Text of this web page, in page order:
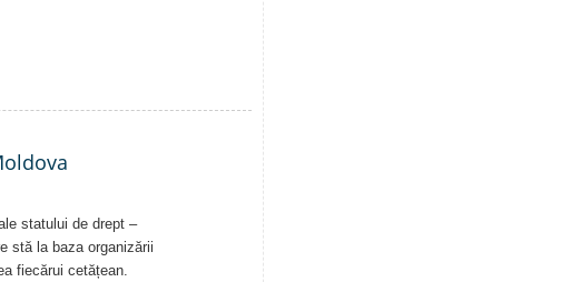
statului de drept –
stă la baza organizării
fiecărui cetățean.